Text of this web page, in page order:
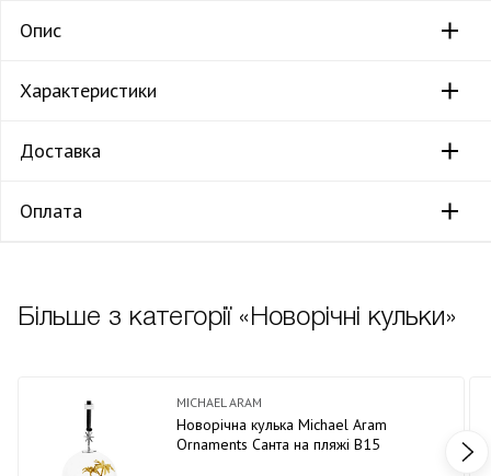
Опис
Характеристики
Доставка
Оплата
Більше з категорії «Новорічні кульки»
MICHAEL ARAM
Новорічна кулька Michael Aram
Ornaments Санта на пляжі В15